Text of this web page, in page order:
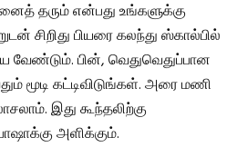
தரும் என்பது உங்களுக்கு
சிறிது பியரை கலந்து ஸ்கால்பில்
பின், வெதுவெதுப்பான
மூடி கட்டிவிடுங்கள். அரை மணி
இது கூந்தலிற்கு
அளிக்கும்.